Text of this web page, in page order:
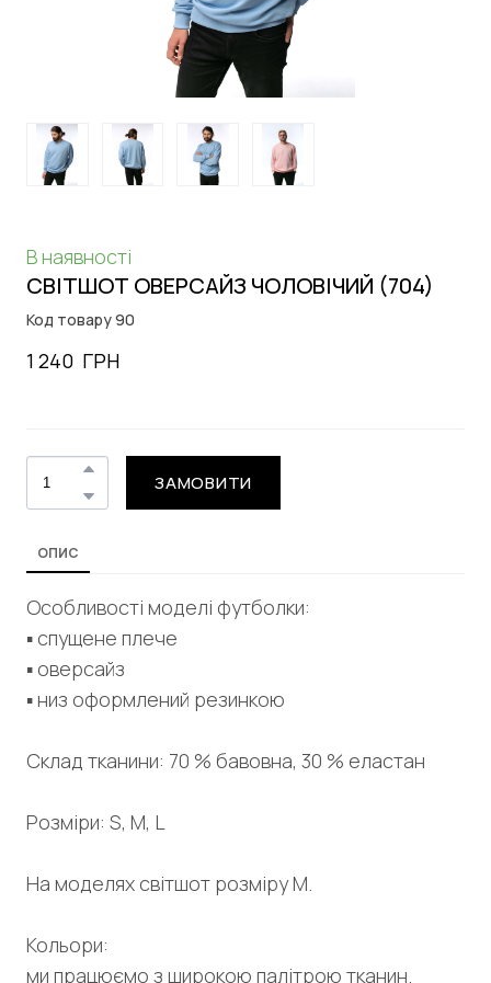
В наявності
СВІТШОТ ОВЕРСАЙЗ ЧОЛОВІЧИЙ (704)
Код товару 90
1 240  ГРН
ЗАМОВИТИ
ОПИС
Особливості моделі футболки:
▪︎ спущене плече
▪︎ оверсайз
▪︎ низ оформлений резинкою
Склад тканини: 70 % бавовна, 30 % еластан
Розміри: S, M, L
На моделях світшот розміру М.
Кольори:
ми працюємо з широкою палітрою тканин.